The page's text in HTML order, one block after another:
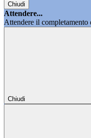
Chiudi
Attendere...
Attendere il completamento
Chiudi